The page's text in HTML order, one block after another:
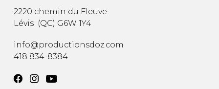
2220 chemin du Fleuve
Lévis (QC) G6W 1Y4
info@productionsdoz.com
418 834-8384